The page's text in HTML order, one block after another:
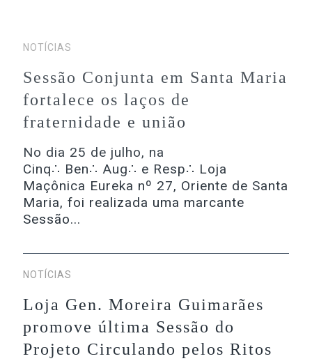
NOTÍCIAS
Sessão Conjunta em Santa Maria
fortalece os laços de
fraternidade e união
No dia 25 de julho, na
Cinq∴ Ben∴ Aug∴ e Resp∴ Loja
Maçônica Eureka nº 27, Oriente de Santa
Maria, foi realizada uma marcante
Sessão...
NOTÍCIAS
Loja Gen. Moreira Guimarães
promove última Sessão do
Projeto Circulando pelos Ritos